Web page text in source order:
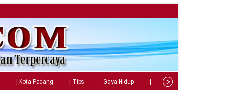
| Kota Padang | Tips | Gaya Hidup | Teknologi